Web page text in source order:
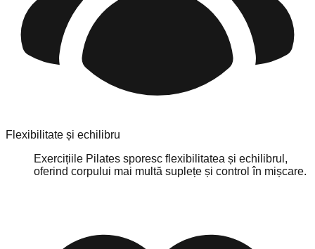
Flexibilitate și echilibru
Exercițiile Pilates sporesc flexibilitatea și echilibrul,
oferind corpului mai multă suplețe și control în mișcare.